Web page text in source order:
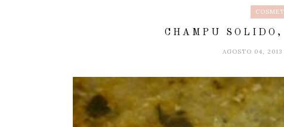
CHAMPU
AGOSTO 04,